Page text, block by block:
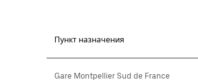
Пункт назначения
Gare Montpellier Sud de France